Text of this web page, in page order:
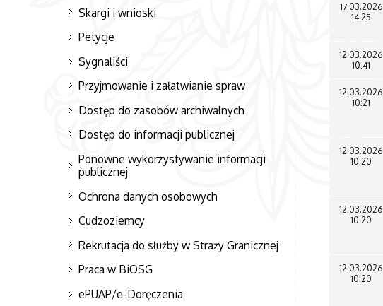
Skargi i wnioski
Petycje
Sygnaliści
Przyjmowanie i załatwianie spraw
Dostęp do zasobów archiwalnych
Dostęp do informacji publicznej
Ponowne wykorzystywanie informacji
publicznej
Ochrona danych osobowych
Cudzoziemcy
Rekrutacja do służby w Straży Granicznej
Praca w BiOSG
ePUAP/e-Doręczenia
17.03.2026
14:25
12.03.2026
10:41
12.03.2026
10:21
12.03.2026
10:20
12.03.2026
10:20
12.03.2026
10:20